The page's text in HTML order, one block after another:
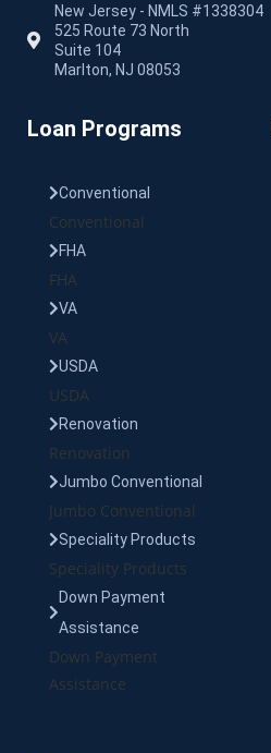
New Jersey - NMLS #1338304
525 Route 73 North
Suite 104
Marlton, NJ 08053
Loan Programs
Conventional
Conventional
FHA
FHA
VA
VA
USDA
USDA
Renovation
Renovation
Jumbo Conventional
Jumbo Conventional
Speciality Products
Speciality Products
Down Payment
Assistance
Down Payment
Assistance